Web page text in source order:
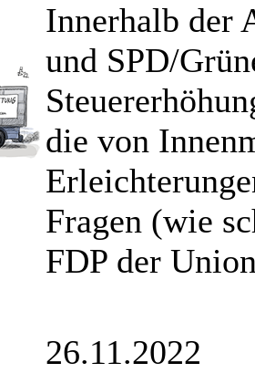
Innerhalb der
und SPD/
die von
Fragen (wie
FDP der
26.11.2022